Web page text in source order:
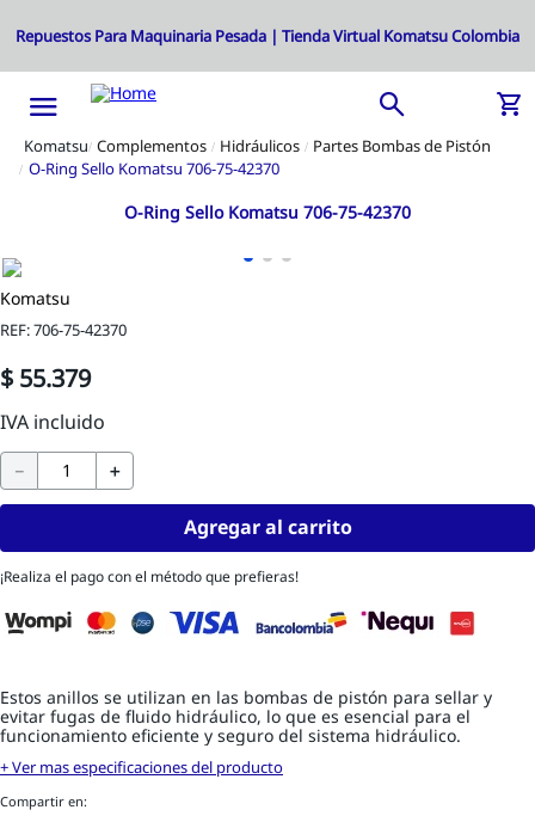
Complementos Hidráulicos
Partes Bombas de Pistón
O-Ring Sello Komatsu 706-75-42370
O-Ring Sello Komatsu 706-75-42370
Komatsu
REF:706-75-42370
$ 55.379
＋
－
Agregar al carrito
¡Realiza el pago con el método que prefieras!
Estos anillos se utilizan en las bombas de pistón para sellar y
evitar fugas de fluido hidráulico, lo que es esencial para el
funcionamiento eficiente y seguro del sistema hidráulico.
+ Ver mas especificaciones del producto
Compartir en: